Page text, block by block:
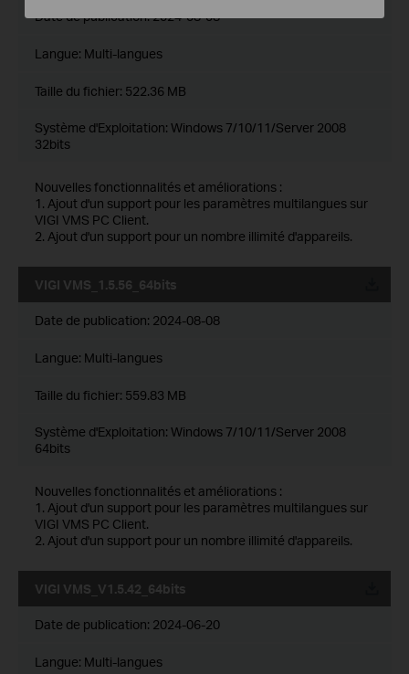
Date de publication:2024-08-08
Langue: Multi-langues
Taille du fichier: 522.36 MB
Système d'Exploitation: Windows 7/10/11/Server 2008
32bits
Nouvelles fonctionnalités et améliorations :
1. Ajout d'un support pour les paramètres multilangues sur
VIGI VMS PC Client.
2. Ajout d'un support pour un nombre illimité d'appareils.
VIGI VMS_1.5.56_64bits
Date de publication: 2024-08-08
Langue: Multi-langues
Taille du fichier: 559.83 MB
Système d'Exploitation: Windows 7/10/11/Server 2008
64bits
Nouvelles fonctionnalités et améliorations :
1. Ajout d'un support pour les paramètres multilangues sur
VIGI VMS PC Client.
2. Ajout d'un support pour un nombre illimité d'appareils.
VIGI VMS_V1.5.42_64bits
Date de publication: 2024-06-20
Langue: Multi-langues